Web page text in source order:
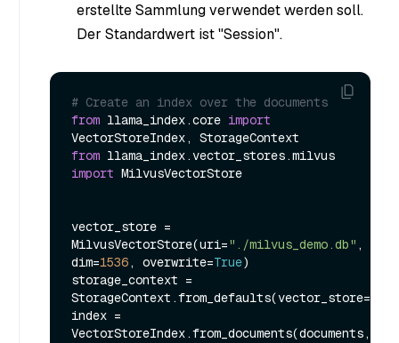
erstellte Sammlung verwendet werden soll.
Der Standardwert ist "Session".
# Create an index over the documents
from llama_index.core import
from
import MilvusVectorStore
vector_store =
MilvusVectorStore(uri="./milvus_demo.db" ,
dim=1536, overwrite=True)
storage_context =
index =
VectorStoreIndex.from_documents(documents,